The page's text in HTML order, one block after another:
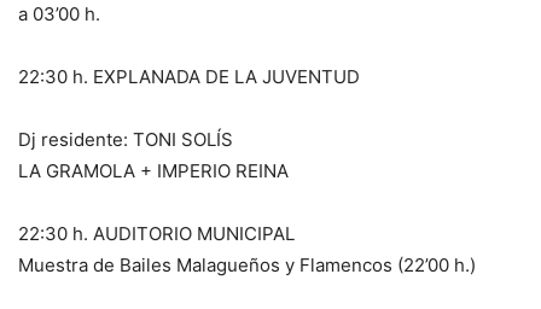
a 03’00 h.
22:30 h. EXPLANADA DE LA JUVENTUD
Dj residente: TONI SOLÍS
LA GRAMOLA + IMPERIO REINA
22:30 h. AUDITORIO MUNICIPAL
Muestra de Bailes Malagueños y Flamencos (22’00 h.)